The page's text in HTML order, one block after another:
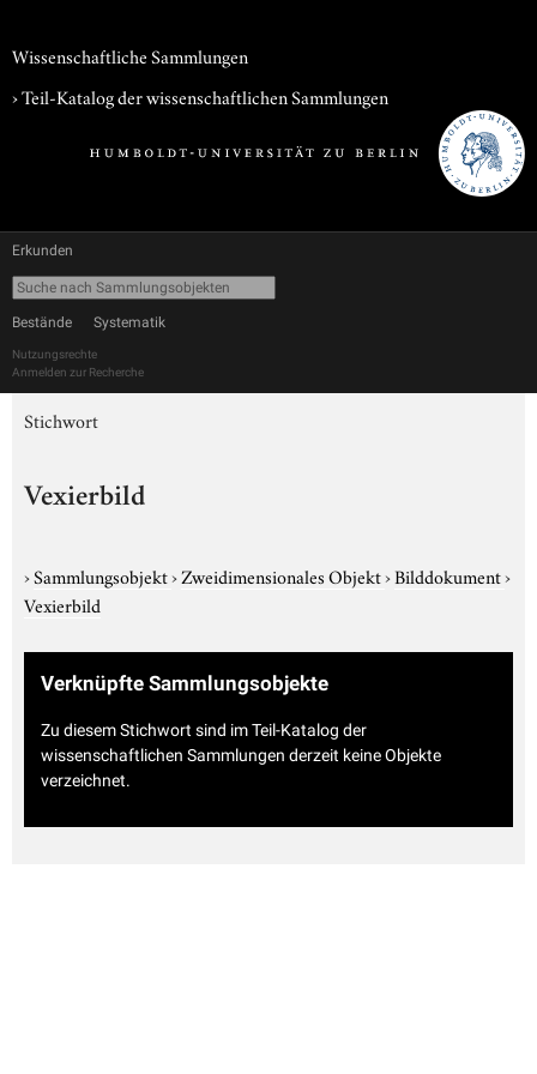
Wissenschaftliche Sammlungen
› Teil-Katalog der wissenschaftlichen Sammlungen
Erkunden
Bestände Systematik
Nutzungsrechte
Anmelden zur Recherche
Stichwort
Vexierbild
›Sammlungsobjekt›Zweidimensionales Objekt›Bilddokument›
Vexierbild
Verknüpfte Sammlungsobjekte
Zu diesem Stichwort sind im Teil-Katalog der
wissenschaftlichen Sammlungen derzeit keine Objekte
verzeichnet.